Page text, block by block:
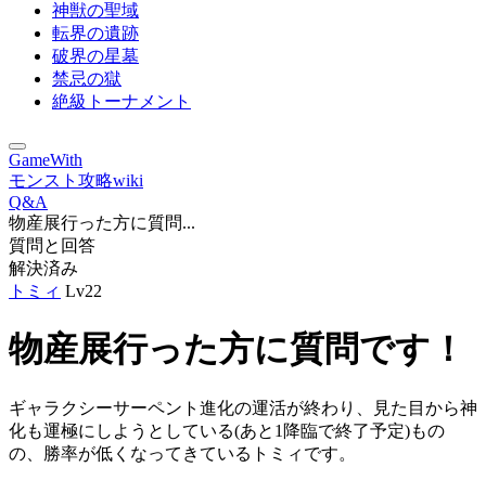
神獣の聖域
転界の遺跡
破界の星墓
禁忌の獄
絶級トーナメント
GameWith
モンスト攻略wiki
Q&A
物産展行った方に質問...
質問と回答
解決済み
トミィ Lv22
物産展行った方に質問です！
ギャラクシーサーペント進化の運活が終わり、見た目から神
化も運極にしようとしている(あと1降臨で終了予定)もの
の、勝率が低くなってきているトミィです。